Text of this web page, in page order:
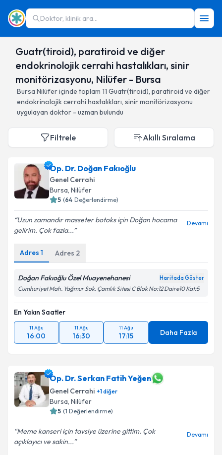
Doktor, klinik ara...
Guatr(tiroid), paratiroid ve diğer
endokrinolojik cerrahi hastalıkları, sinir
monitörizasyonu, Nilüfer - Bursa
Bursa Nilüferiçinde toplam 11 Guatr(tiroid), paratiroid ve diğer
endokrinolojik cerrahi hastalıkları, sinir monitörizasyonu
uygulayan doktor - uzman bulundu
Filtrele Akıllı Sıralama
Op. Dr. Doğan Fakıoğlu
Genel Cerrahi
Bursa, Nilüfer
5 (64 Değerlendirme)
Uzun zamandır masseter botoks için Doğan hocama
gelirim. Çok fazla...
Devamı
Adres 1 Adres 2
Doğan Fakıoğlu Özel Muayenehanesi Haritada Göster
Cumhuriyet Mah. Yağmur Sok. Çamlık Sitesi C Blok No:12 Daire10 Kat:5
En Yakın Saatler
11 Ağu
16:00
11 Ağu
16:30
11 Ağu
17:15 Daha Fazla
Op. Dr. Serkan Fatih Yeğen
Genel Cerrahi +1diğer
Bursa, Nilüfer
5 (1 Değerlendirme)
Meme kanseri için tavsiye üzerine gittim. Çok
açıklayıcı ve sakin...
Devamı